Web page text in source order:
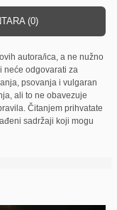
(0)
autora/ica, a ne nužno
neće odgovarati za
psovanja i vulgaran
ali to ne obavezuje
Čitanjem prihvatate
sadržaji koji mogu